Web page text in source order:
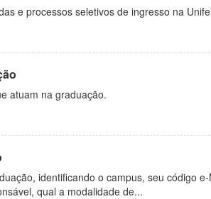
e processos seletivos de ingresso na
atuam na graduação.
identificando o campus, seu código
qual a modalidade de...